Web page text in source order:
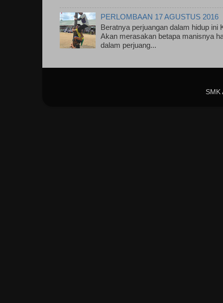
PERLOMBAAN 17 AGUSTUS 2016
Beratnya perjuangan dalam hidup ini
Akan merasakan betapa manisnya
dalam perjuang...
SMK